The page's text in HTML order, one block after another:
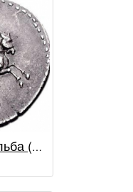
Денарий / Гальба (68 - 69 гг.)